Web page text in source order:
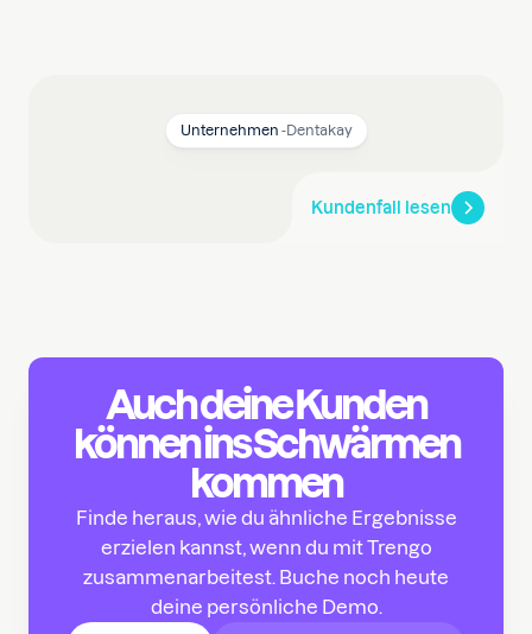
Unternehmen -Dentakay
Kundenfall lesen
Auch deine Kunden
können ins Schwärmen
kommen
Finde heraus, wie du ähnliche Ergebnisse
erzielen kannst, wenn du mit Trengo
zusammenarbeitest. Buche noch heute
deine persönliche Demo.